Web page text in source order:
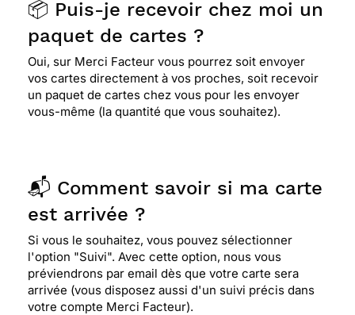
📦 Puis-je recevoir chez moi un
paquet de cartes ?
Oui, sur Merci Facteur vous pourrez soit envoyer
vos cartes directement à vos proches, soit recevoir
un paquet de cartes chez vous pour les envoyer
vous-même (la quantité que vous souhaitez).
📬 Comment savoir si ma carte
est arrivée ?
Si vous le souhaitez, vous pouvez sélectionner
l'option "Suivi". Avec cette option, nous vous
préviendrons par email dès que votre carte sera
arrivée (vous disposez aussi d'un suivi précis dans
votre compte Merci Facteur).